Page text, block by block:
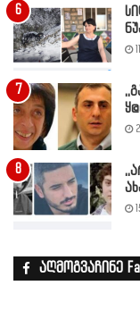
აღმოგვაჩინე